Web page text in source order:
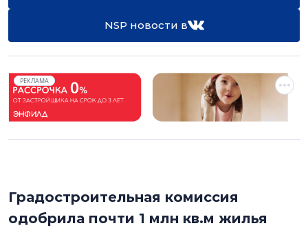
NSP новости в
РЕКЛАМА
Градостроительная комиссия
одобрила почти 1 млн кв.м жилья